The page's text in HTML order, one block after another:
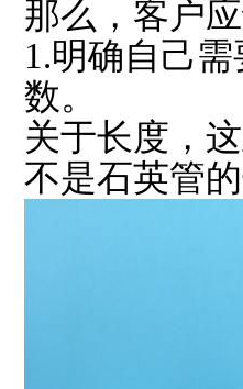
那么，客户
1.明确自己
数。
关于长度，
不是石英管